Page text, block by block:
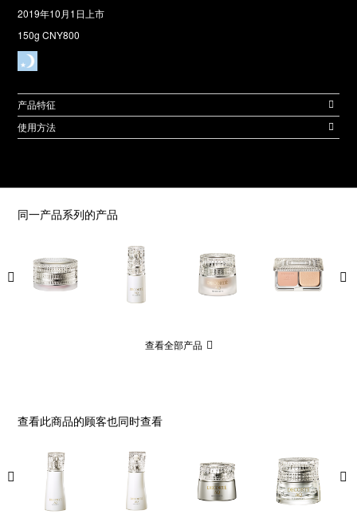
2019年10月1日上市
150g CNY800
产品特征
使用方法
同一产品系列的产品
查看全部产品
查看此商品的顾客也同时查看